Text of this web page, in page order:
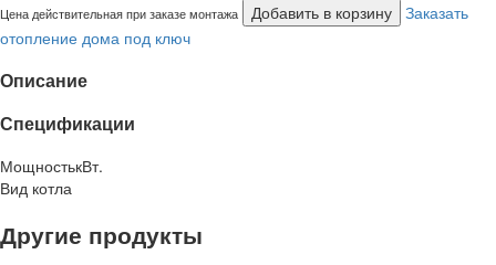
Цена действительная при заказе монтажа Добавить в корзину Заказать
отопление дома под ключ
Описание
Спецификации
МощностькВт.
Вид котла
Другие продукты